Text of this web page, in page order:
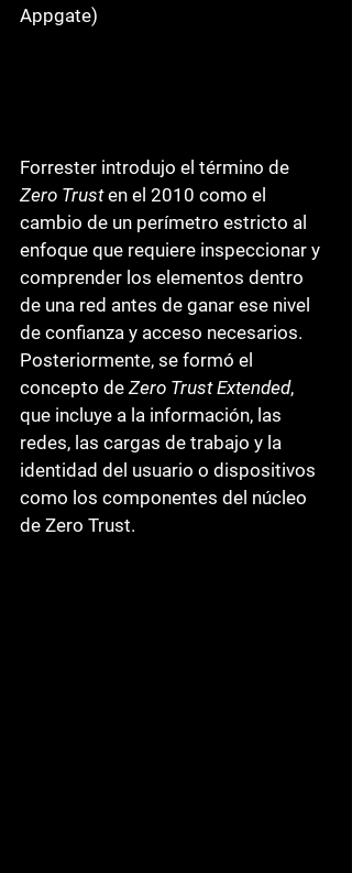
Appgate)
Forrester introdujo el término de
Zero Trust en el 2010 como el
cambio de un perímetro estricto al
enfoque que requiere inspeccionar y
comprender los elementos dentro
de una red antes de ganar ese nivel
de confianza y acceso necesarios.
Posteriormente, se formó el
concepto de Zero Trust Extended,
que incluye a la información, las
redes, las cargas de trabajo y la
identidad del usuario o dispositivos
como los componentes del núcleo
de Zero Trust.